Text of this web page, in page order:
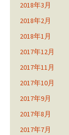
2018年3月
2018年2月
2018年1月
2017年12月
2017年11月
2017年10月
2017年9月
2017年8月
2017年7月